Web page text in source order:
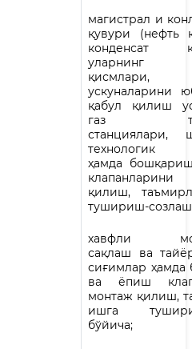
магистрал и
қувури (нефть
конденсат
уларнинг
қисмлари,
ускуналарини
қабул қилиш
газ
станциялари,
технологик
ҳамда
қилиш,
тушириш-
хавфли
сақлаш ва
сиғимлар
ва ёпиш
монтаж қилиш,
ишга
бўйича;